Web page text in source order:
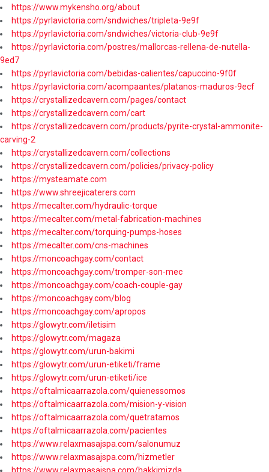
https://www.mykensho.org/about
https://pyrlavictoria.com/sndwiches/tripleta-9e9f
https://pyrlavictoria.com/sndwiches/victoria-club-9e9f
https://pyrlavictoria.com/postres/mallorcas-rellena-de-nutella-
9ed7
https://pyrlavictoria.com/bebidas-calientes/capuccino-9f0f
https://pyrlavictoria.com/acompaantes/platanos-maduros-9ecf
https://crystallizedcavern.com/pages/contact
https://crystallizedcavern.com/cart
https://crystallizedcavern.com/products/pyrite-crystal-ammonite-
carving-2
https://crystallizedcavern.com/collections
https://crystallizedcavern.com/policies/privacy-policy
https://mysteamate.com
https://www.shreejicaterers.com
https://mecalter.com/hydraulic-torque
https://mecalter.com/metal-fabrication-machines
https://mecalter.com/torquing-pumps-hoses
https://mecalter.com/cns-machines
https://moncoachgay.com/contact
https://moncoachgay.com/tromper-son-mec
https://moncoachgay.com/coach-couple-gay
https://moncoachgay.com/blog
https://moncoachgay.com/apropos
https://glowytr.com/iletisim
https://glowytr.com/magaza
https://glowytr.com/urun-bakimi
https://glowytr.com/urun-etiketi/frame
https://glowytr.com/urun-etiketi/ice
https://oftalmicaarrazola.com/quienessomos
https://oftalmicaarrazola.com/mision-y-vision
https://oftalmicaarrazola.com/quetratamos
https://oftalmicaarrazola.com/pacientes
https://www.relaxmasajspa.com/salonumuz
https://www.relaxmasajspa.com/hizmetler
https://www.relaxmasajspa.com/hakkimizda